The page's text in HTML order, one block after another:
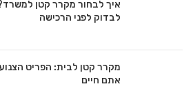
איך לבחור מקרר קטן
לבדוק לפני הרכישה
מקרר קטן לבית: הפריט
אתם חיים